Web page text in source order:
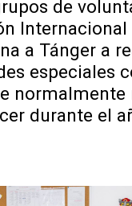
de
Internacional
a Tánger a
especiales
normalmente
durante el